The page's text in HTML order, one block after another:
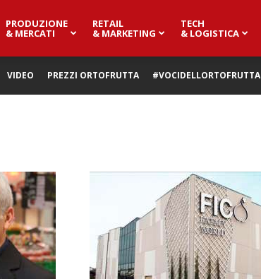
PRODUZIONE
& MERCATI
RETAIL
& MARKETING
TECH
& LOGISTICA
VIDEO PREZZI ORTOFRUTTA #VOCIDELLORTOFRUTTA